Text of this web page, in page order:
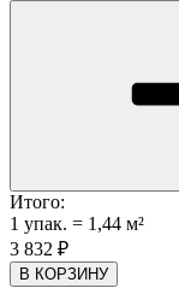
Итого:
1 упак. = 1,44 м²
3 832 ₽
В КОРЗИНУ